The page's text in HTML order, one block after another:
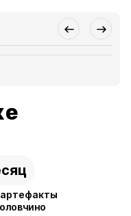
артефакты